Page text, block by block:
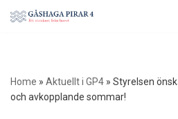
Home » Aktuellt i GP4 » Styrelsen
och avkopplande sommar!